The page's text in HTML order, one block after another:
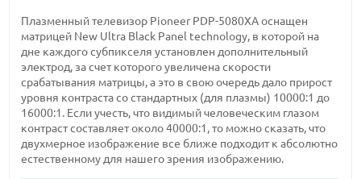
Плазменный телевизор Pioneer PDP-5080XA оснащен
матрицей New Ultra Black Panel technology, в которой на
дне каждого субпикселя установлен дополнительный
электрод, за счет которого увеличена скорости
срабатывания матрицы, а это в свою очередь дало прирост
уровня контраста со стандартных (для плазмы) 10000:1 до
16000:1. Если учесть, что видимый человеческим глазом
контраст составляет около 40000:1, то можно сказать, что
двухмерное изображение все ближе подходит к абсолютно
естественному для нашего зрения изображению.